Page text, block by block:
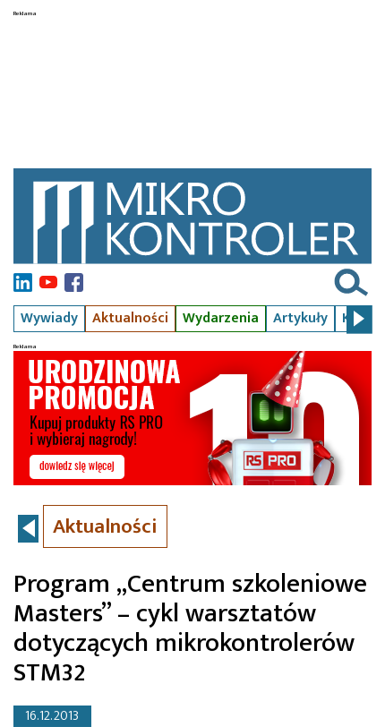
Wywiady Aktualności Wydarzenia Artykuły Kursy
Aktualności
Program „Centrum szkoleniowe
Masters” – cykl warsztatów
dotyczących mikrokontrolerów
STM32
16.12.2013